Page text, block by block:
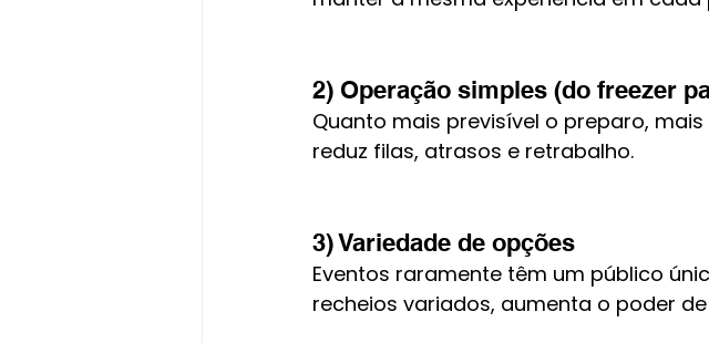
2) Operação simples (do freezer
Quanto mais previsível o preparo,
reduz filas, atrasos e retrabalho.
3) Variedade de opções
Eventos raramente têm um público
recheios variados, aumenta o poder